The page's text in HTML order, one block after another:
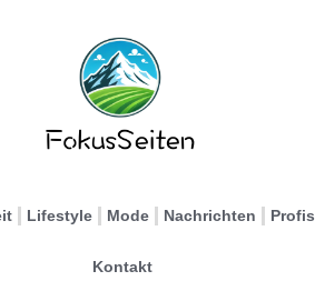
Lifestyle Mode Nachrichten Profis
Kontakt